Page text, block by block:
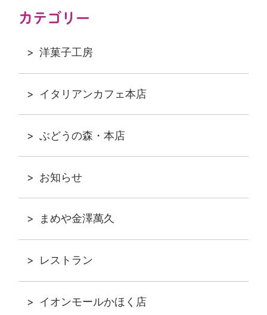
カテゴリー
洋菓子工房
イタリアンカフェ本店
ぶどうの森・本店
お知らせ
まめや金澤萬久
レストラン
イオンモールかほく店